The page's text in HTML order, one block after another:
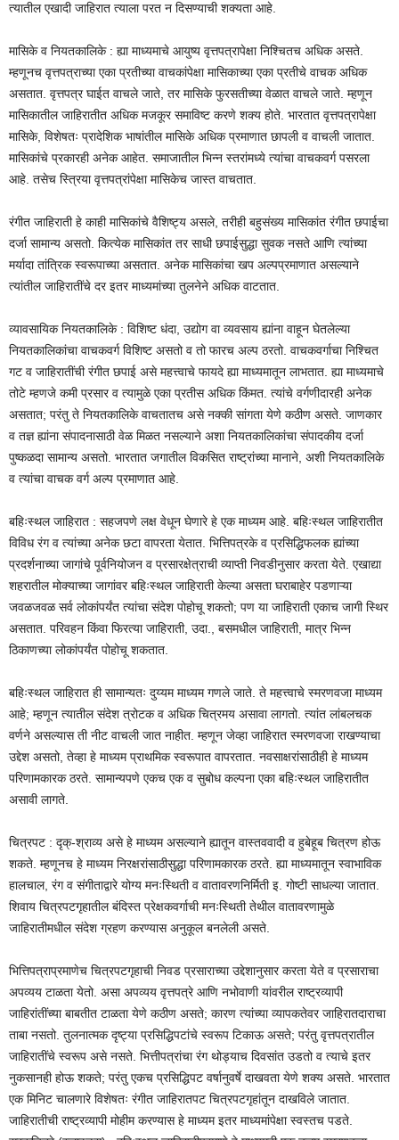
त्यातील एखादी जाहिरात त्याला परत न दिसण्याची शक्यता आहे.
मासिके व नियतकालिके : ह्या माध्यमाचे आयुष्य वृत्तपत्रापेक्षा निश्चितच अधिक असते.
म्हणूनच वृत्तपत्राच्या एका प्रतीच्या वाचकांपेक्षा मासिकाच्या एका प्रतीचे वाचक अधिक
असतात. वृत्तपत्र घाईत वाचले जाते, तर मासिके फुरसतीच्या वेळात वाचले जाते. म्हणून
मासिकातील जाहिरातीत अधिक मजकूर समाविष्ट करणे शक्य होते. भारतात वृत्तपत्रापेक्षा
मासिके, विशेषतः प्रादेशिक भाषांतील मासिके अधिक प्रमाणात छापली व वाचली जातात.
मासिकांचे प्रकारही अनेक आहेत. समाजातील भिन्न स्तरांमध्ये त्यांचा वाचकवर्ग पसरला
आहे. तसेच स्त्रिया वृत्तपत्रांपेक्षा मासिकेच जास्त वाचतात.
रंगीत जाहिराती हे काही मासिकांचे वैशिष्ट्य असले, तरीही बहुसंख्य मासिकांत रंगीत छपाईचा
दर्जा सामान्य असतो. कित्येक मासिकांत तर साधी छपाईसुद्धा सुवक नसते आणि त्यांच्या
मर्यादा तांत्रिक स्वरूपाच्या असतात. अनेक मासिकांचा खप अल्पप्रमाणात असल्याने
त्यांतील जाहिरातींचे दर इतर माध्यमांच्या तुलनेने अधिक वाटतात.
व्यावसायिक नियतकालिके : विशिष्ट धंदा, उद्योग वा व्यवसाय ह्यांना वाहून घेतलेल्या
नियतकालिकांचा वाचकवर्ग विशिष्ट असतो व तो फारच अल्प ठरतो. वाचकवर्गाचा निश्चित
गट व जाहिरातींची रंगीत छपाई असे महत्त्वाचे फायदे ह्या माध्यमातून लाभतात. ह्या माध्यमाचे
तोटे म्हणजे कमी प्रसार व त्यामुळे एका प्रतीस अधिक किंमत. त्यांचे वर्गणीदारही अनेक
असतात; परंतु ते नियतकालिके वाचतातच असे नक्की सांगता येणे कठीण असते. जाणकार
व तज्ञ ह्यांना संपादनासाठी वेळ मिळत नसल्याने अशा नियतकालिकांचा संपादकीय दर्जा
पुष्कळदा सामान्य असतो. भारतात जगातील विकसित राष्ट्रांच्या मानाने, अशी नियतकालिके
व त्यांचा वाचक वर्ग अल्प प्रमाणात आहे.
बहिःस्थल जाहिरात : सहजपणे लक्ष वेधून घेणारे हे एक माध्यम आहे. बहिःस्थल जाहिरातीत
विविध रंग व त्यांच्या अनेक छटा वापरता येतात. भित्तिपत्रके व प्रसिद्धिफलक ह्यांच्या
प्रदर्शनाच्या जागांचे पूर्वनियोजन व प्रसारक्षेत्राची व्याप्ती निवडीनुसार करता येते. एखाद्या
शहरातील मोक्याच्या जागांवर बहिःस्थल जाहिराती केल्या असता घराबाहेर पडणाऱ्या
जवळजवळ सर्व लोकांपर्यंत त्यांचा संदेश पोहोचू शकतो; पण या जाहिराती एकाच जागी स्थिर
असतात. परिवहन किंवा फिरत्या जाहिराती, उदा., बसमधील जाहिराती, मात्र भिन्न
ठिकाणच्या लोकांपर्यंत पोहोचू शकतात.
बहिःस्थल जाहिरात ही सामान्यतः दुय्यम माध्यम गणले जाते. ते महत्त्वाचे स्मरणवजा माध्यम
आहे; म्हणून त्यातील संदेश त्रोटक व अधिक चित्रमय असावा लागतो. त्यांत लांबलचक
वर्णने असल्यास ती नीट वाचली जात नाहीत. म्हणून जेव्हा जाहिरात स्मरणवजा राखण्याचा
उद्देश असतो, तेव्हा हे माध्यम प्राथमिक स्वरूपात वापरतात. नवसाक्षरांसाठीही हे माध्यम
परिणामकारक ठरते. सामान्यपणे एकच एक व सुबोध कल्पना एका बहिःस्थल जाहिरातीत
असावी लागते.
चित्रपट : दृक्-श्राव्य असे हे माध्यम असल्याने ह्यातून वास्तववादी व हुबेहूब चित्रण होऊ
शकते. म्हणूनच हे माध्यम निरक्षरांसाठीसुद्धा परिणामकारक ठरते. ह्या माध्यमातून स्वाभाविक
हालचाल, रंग व संगीताद्वारे योग्य मनःस्थिती व वातावरणनिर्मिती इ. गोष्टी साधल्या जातात.
शिवाय चित्रपटगृहातील बंदिस्त प्रेक्षकवर्गाची मनःस्थिती तेथील वातावरणामुळे
जाहिरातीमधील संदेश ग्रहण करण्यास अनुकूल बनलेली असते.
भित्तिपत्राप्रमाणेच चित्रपटगृहाची निवड प्रसाराच्या उद्देशानुसार करता येते व प्रसाराचा
अपव्यय टाळता येतो. असा अपव्यय वृत्तपत्रे आणि नभोवाणी यांवरील राष्ट्रव्यापी
जाहिरांतींच्या बाबतीत टाळता येणे कठीण असते; कारण त्यांच्या व्यापकतेवर जाहिरातदाराचा
ताबा नसतो. तुलनात्मक दृष्ट्या प्रसिद्धिपटांचे स्वरूप टिकाऊ असते; परंतु वृत्तपत्रातील
जाहिरातींचे स्वरूप असे नसते. भित्तीपत्रांचा रंग थोड्याच दिवसांत उडतो व त्याचे इतर
नुकसानही होऊ शकते; परंतु एकच प्रसिद्धिपट वर्षानुवर्षे दाखवता येणे शक्य असते. भारतात
एक मिनिट चालणारे विशेषतः रंगीत जाहिरातपट चित्रपटगृहांतून दाखविले जातात.
जाहिरातीची राष्ट्रव्यापी मोहीम करण्यास हे माध्यम इतर माध्यमांपेक्षा स्वस्तच पडते.